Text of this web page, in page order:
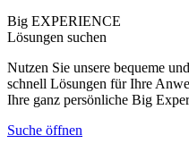
Big EXPERIENCE
Lösungen suchen
Nutzen Sie unsere bequeme
schnell Lösungen für Ihre
Ihre ganz persönliche Big
Suche öffnen